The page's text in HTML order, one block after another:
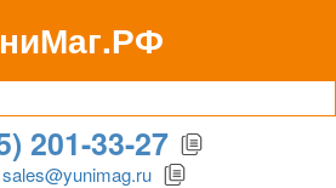
для бизнеса
201-33-27
sales@yunimag.ru